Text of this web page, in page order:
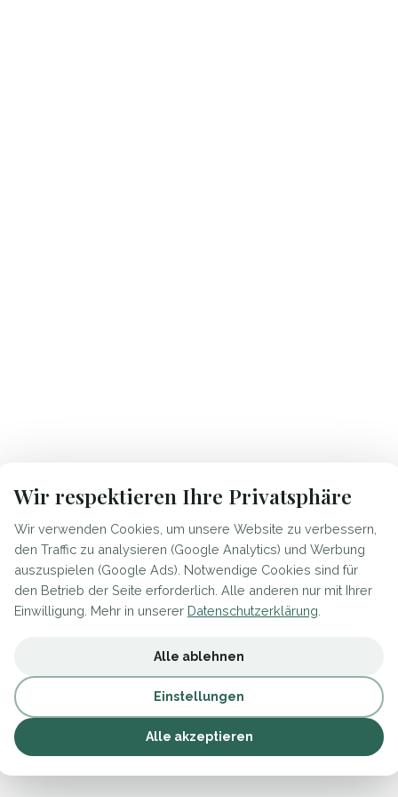
Wir respektieren Ihre Privatsphäre
Wir verwenden Cookies, um unsere Website zu verbessern,
den Traffic zu analysieren (Google Analytics) und Werbung
auszuspielen (Google Ads). Notwendige Cookies sind für
den Betrieb der Seite erforderlich. Alle anderen nur mit Ihrer
Einwilligung. Mehr in unserer Datenschutzerklärung.
Alle ablehnen
Einstellungen
Alle akzeptieren